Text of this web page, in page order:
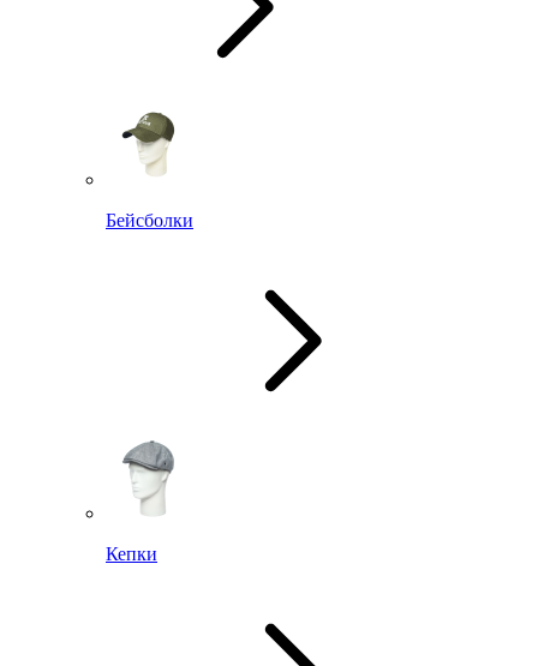
Бейсболки
Кепки